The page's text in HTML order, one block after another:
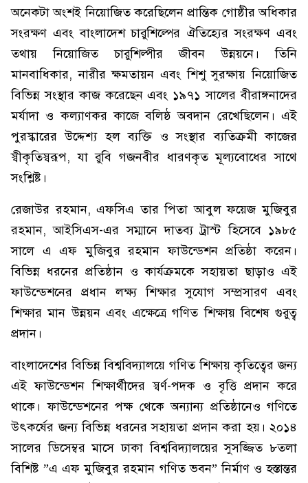
অনেকটা অংশই নিয়োজিত করেছিলেন প্রান্তিক গোষ্ঠীর অধিকার
সংরক্ষণ এবং বাংলাদেশ চারুশিল্পের ঐতিহ্যের সংরক্ষণ এবং
তথায় নিয়োজিত চারুশিল্পীর জীবন উন্নয়নে। তিনি
মানবাধিকার, নারীর ক্ষমতায়ন এবং শিশু সুরক্ষায় নিয়োজিত
বিভিন্ন সংস্থার কাজ করেছেন এবং ১৯৭১ সালের বীরাঙ্গনাদের
মর্যাদা ও কল্যাণকর কাজে বলিষ্ঠ অবদান রেখেছিলেন। এই
পুরস্কারের উদ্দেশ্য হল ব্যক্তি ও সংস্থার ব্যতিক্রমী কাজের
স্বীকৃতিস্বরূপ, যা রুবি গজনবীর ধারণকৃত মূল্যবোধের সাথে
সংশ্লিষ্ট।
রেজাউর রহমান, এফসিএ তার পিতা আবুল ফয়েজ মুজিবুর
রহমান, আইসিএস-এর সম্মানে দাতব্য ট্রাস্ট হিসেবে ১৯৮৫
সালে এ এফ মুজিবুর রহমান ফাউন্ডেশন প্রতিষ্ঠা করেন।
বিভিন্ন ধরনের প্রতিষ্ঠান ও কার্যক্রমকে সহায়তা ছাড়াও এই
ফাউন্ডেশনের প্রধান লক্ষ্য শিক্ষার সুযোগ সম্প্রসারণ এবং
শিক্ষার মান উন্নয়ন এবং এক্ষেত্রে গণিত শিক্ষায় বিশেষ গুরুত্ব
প্রদান।
বাংলাদেশের বিভিন্ন বিশ্ববিদ্যালয়ে গণিত শিক্ষায় কৃতিত্বের জন্য
এই ফাউন্ডেশন শিক্ষার্থীদের স্বর্ণ-পদক ও বৃত্তি প্রদান করে
থাকে। ফাউন্ডেশনের পক্ষ থেকে অন্যান্য প্রতিষ্ঠানেও গণিতে
উৎকর্ষের জন্য বিভিন্ন ধরনের সহায়তা প্রদান করা হয়। ২০১৪
সালের ডিসেম্বর মাসে ঢাকা বিশ্ববিদ্যালয়ের সুসজ্জিত ৮তলা
বিশিষ্ট ”এ এফ মুজিবুর রহমান গণিত ভবন” নির্মাণ ও হস্তান্তর